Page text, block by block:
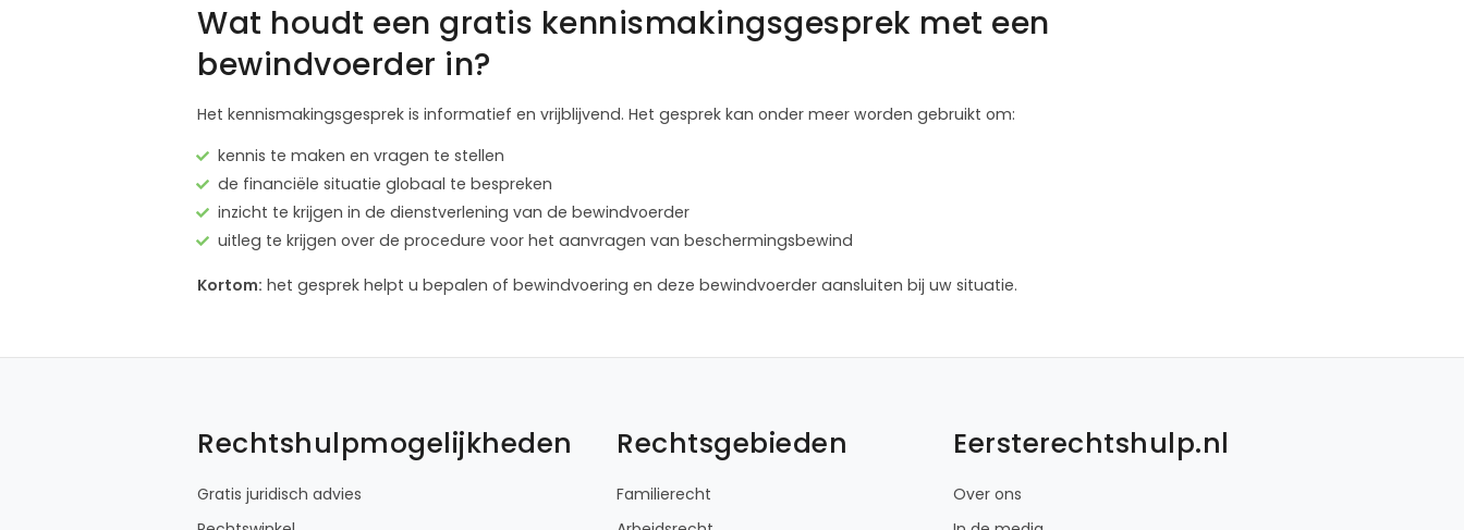
Wat houdt een gratis kennismakingsgesprek met een
bewindvoerder in?
Het kennismakingsgesprek is informatief en vrijblijvend. Het gesprek kan onder meer worden gebruikt om:
kennis te maken en vragen te stellen
de financiële situatie globaal te bespreken
inzicht te krijgen in de dienstverlening van de bewindvoerder
uitleg te krijgen over de procedure voor het aanvragen van beschermingsbewind
Kortom: het gesprek helpt u bepalen of bewindvoering en deze bewindvoerder aansluiten bij uw situatie.
Rechtshulpmogelijkheden
Gratis juridisch advies
Rechtsgebieden
Familierecht
Eersterechtshulp.nl
Over ons